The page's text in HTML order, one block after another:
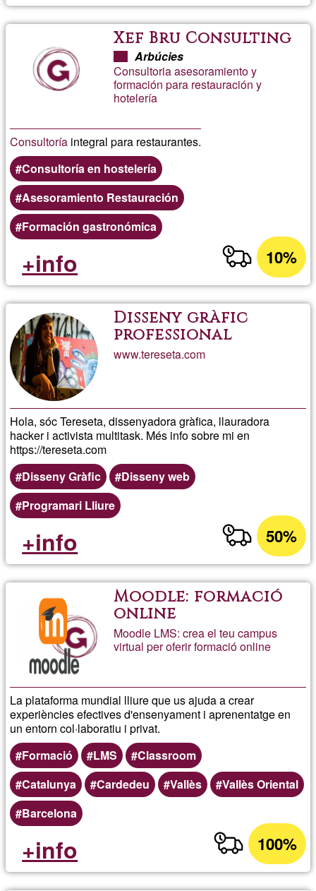
Xef Bru Consulting
Arbúcies
Consultoria asesoramiento y
formación para restauración y
hotelería
Consultoría integral para restaurantes.
Consultoría en hostelería
Asesoramiento Restauración
Formación gastronómica
10%
+info
Disseny gràfic
professional
www.tereseta.com
Hola, sóc Tereseta, dissenyadora gràfica, llauradora
hacker i activista multitask. Més info sobre mi en
https://tereseta.com
Disseny Gràfic
Disseny web
Programari Lliure
50%
+info
Moodle: formació
online
Moodle LMS: crea el teu campus
virtual per oferir formació online
La plataforma mundial lliure que us ajuda a crear
experiències efectives d'ensenyament i aprenentatge en
un entorn col·laboratiu i privat.
Formació
LMS
Classroom
Catalunya
Cardedeu Vallès
Vallès Oriental
Barcelona
100%
+info